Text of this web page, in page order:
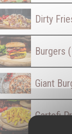
Dirty
Burgers
Giant
Cartofi